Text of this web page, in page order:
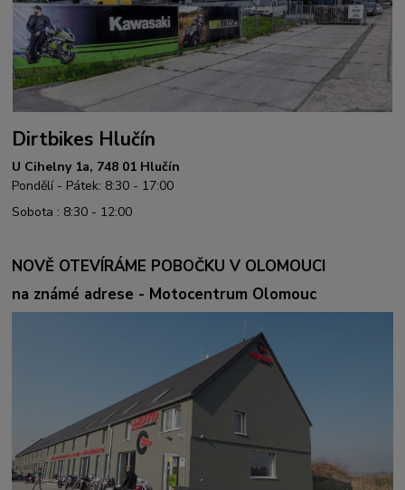
Dirtbikes Hlučín
U Cihelny 1a, 748 01 Hlučín
Pondělí - Pátek: 8:30 - 17:00
Sobota : 8:30 - 12:00
NOVĚ OTEVÍRÁME POBOČKU V OLOMOUCI
na známé adrese - Motocentrum Olomouc